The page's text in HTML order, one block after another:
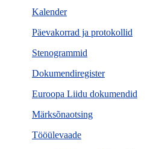
Kalender
Päevakorrad ja protokollid
Stenogrammid
Dokumendiregister
Euroopa Liidu dokumendid
Märksõnaotsing
Tööülevaade